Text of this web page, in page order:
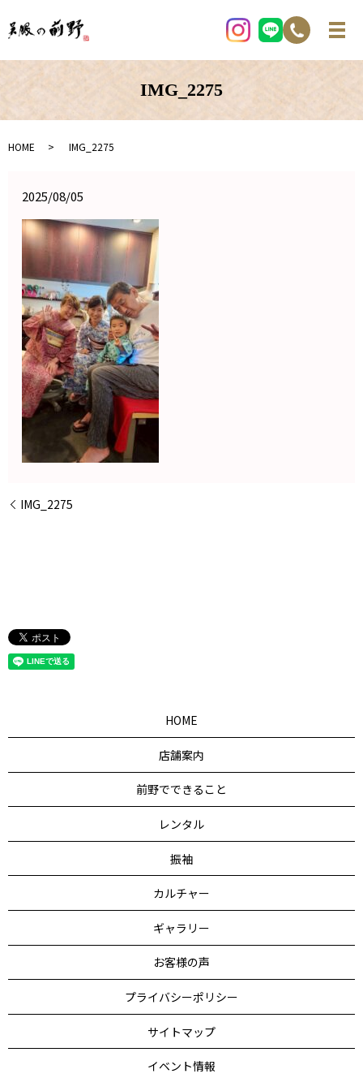
IMG_2275
HOME IMG_2275
2025/08/05
IMG_2275
HOME
店舗案内
前野でできること
レンタル
振袖
カルチャー
ギャラリー
お客様の声
プライバシーポリシー
サイトマップ
イベント情報